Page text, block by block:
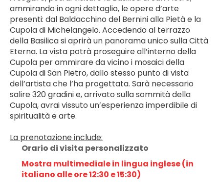
ammirando in ogni dettaglio, le opere d’arte
presenti: dal Baldacchino del Bernini alla Pietà e la
Cupola di Michelangelo. Accedendo al terrazzo
della Basilica si aprirà un panorama unico sulla Città
Eterna. La vista potrà proseguire all’interno della
Cupola per ammirare da vicino i mosaici della
Cupola di San Pietro, dallo stesso punto di vista
dell’artista che l’ha progettata. Sarà necessario
salire 320 gradini e, arrivato sulla sommità della
Cupola, avrai vissuto un’esperienza imperdibile di
spiritualità e arte.
﻿La prenotazione include:
Orario di visita personalizzato
Mostra multimediale in lingua inglese (in
italiano alle ore 12:30 e 15:30)